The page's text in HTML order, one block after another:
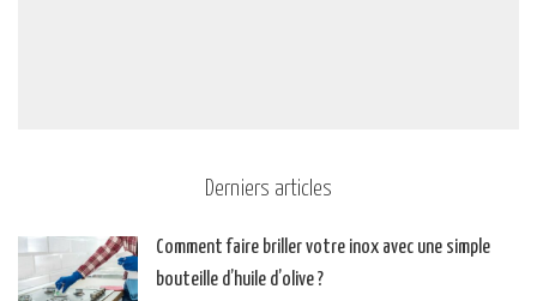
Derniers articles
Comment faire briller votre inox avec une simple
bouteille d’huile d’olive ?